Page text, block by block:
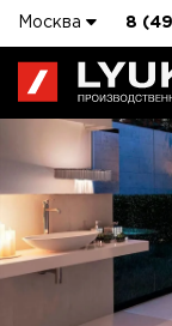
Москва 8